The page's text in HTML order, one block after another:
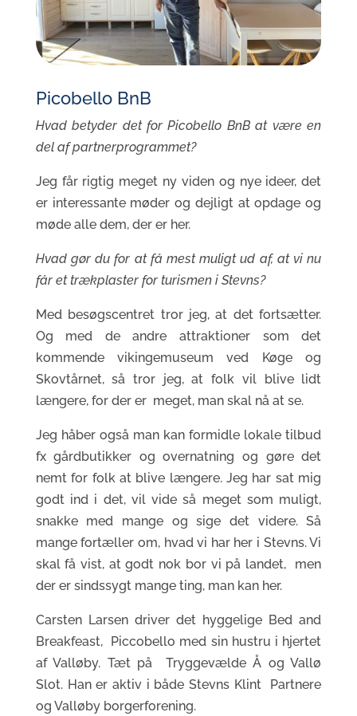
Picobello BnB
Hvad betyder det for Picobello BnB at være en
del af partnerprogrammet?
Jeg får rigtig meget ny viden og nye ideer, det
er interessante møder og dejligt at opdage og
møde alle dem, der er her.
Hvad gør du for at få mest muligt ud af, at vi nu
får et trækplaster for turismen i Stevns?
Med besøgscentret tror jeg, at det fortsætter.
Og med de andre attraktioner som det
kommende vikingemuseum ved Køge og
Skovtårnet, så tror jeg, at folk vil blive lidt
længere, for der er meget, man skal nå at se.
Jeg håber også man kan formidle lokale tilbud
fx gårdbutikker og overnatning og gøre det
nemt for folk at blive længere. Jeg har sat mig
godt ind i det, vil vide så meget som muligt,
snakke med mange og sige det videre. Så
mange fortæller om, hvad vi har her i Stevns. Vi
skal få vist, at godt nok bor vi på landet, men
der er sindssygt mange ting, man kan her.
Carsten Larsen driver det hyggelige Bed and
Breakfeast, Piccobello med sin hustru i hjertet
af Valløby. Tæt på Tryggevælde Å og Vallø
Slot. Han er aktiv i både Stevns Klint Partnere
og Valløby borgerforening.